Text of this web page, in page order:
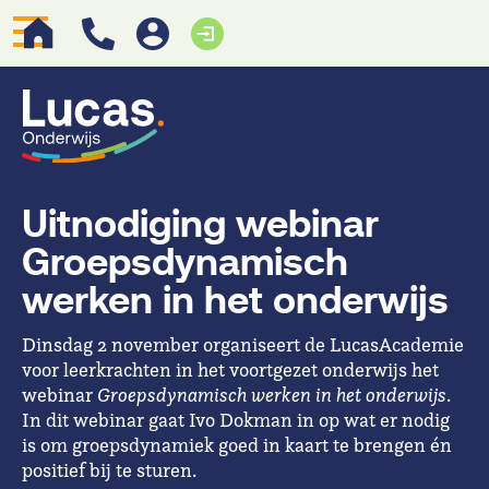
Uitnodiging webinar
Groepsdynamisch
werken in het onderwijs
Dinsdag 2 november organiseert de LucasAcademie
voor leerkrachten in het voortgezet onderwijs het
webinar Groepsdynamisch werken in het onderwijs.
In dit webinar gaat Ivo Dokman in op wat er nodig
is om groepsdynamiek goed in kaart te brengen én
positief bij te sturen.